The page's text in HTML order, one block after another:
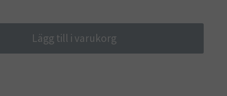
Lägg till i varukorg